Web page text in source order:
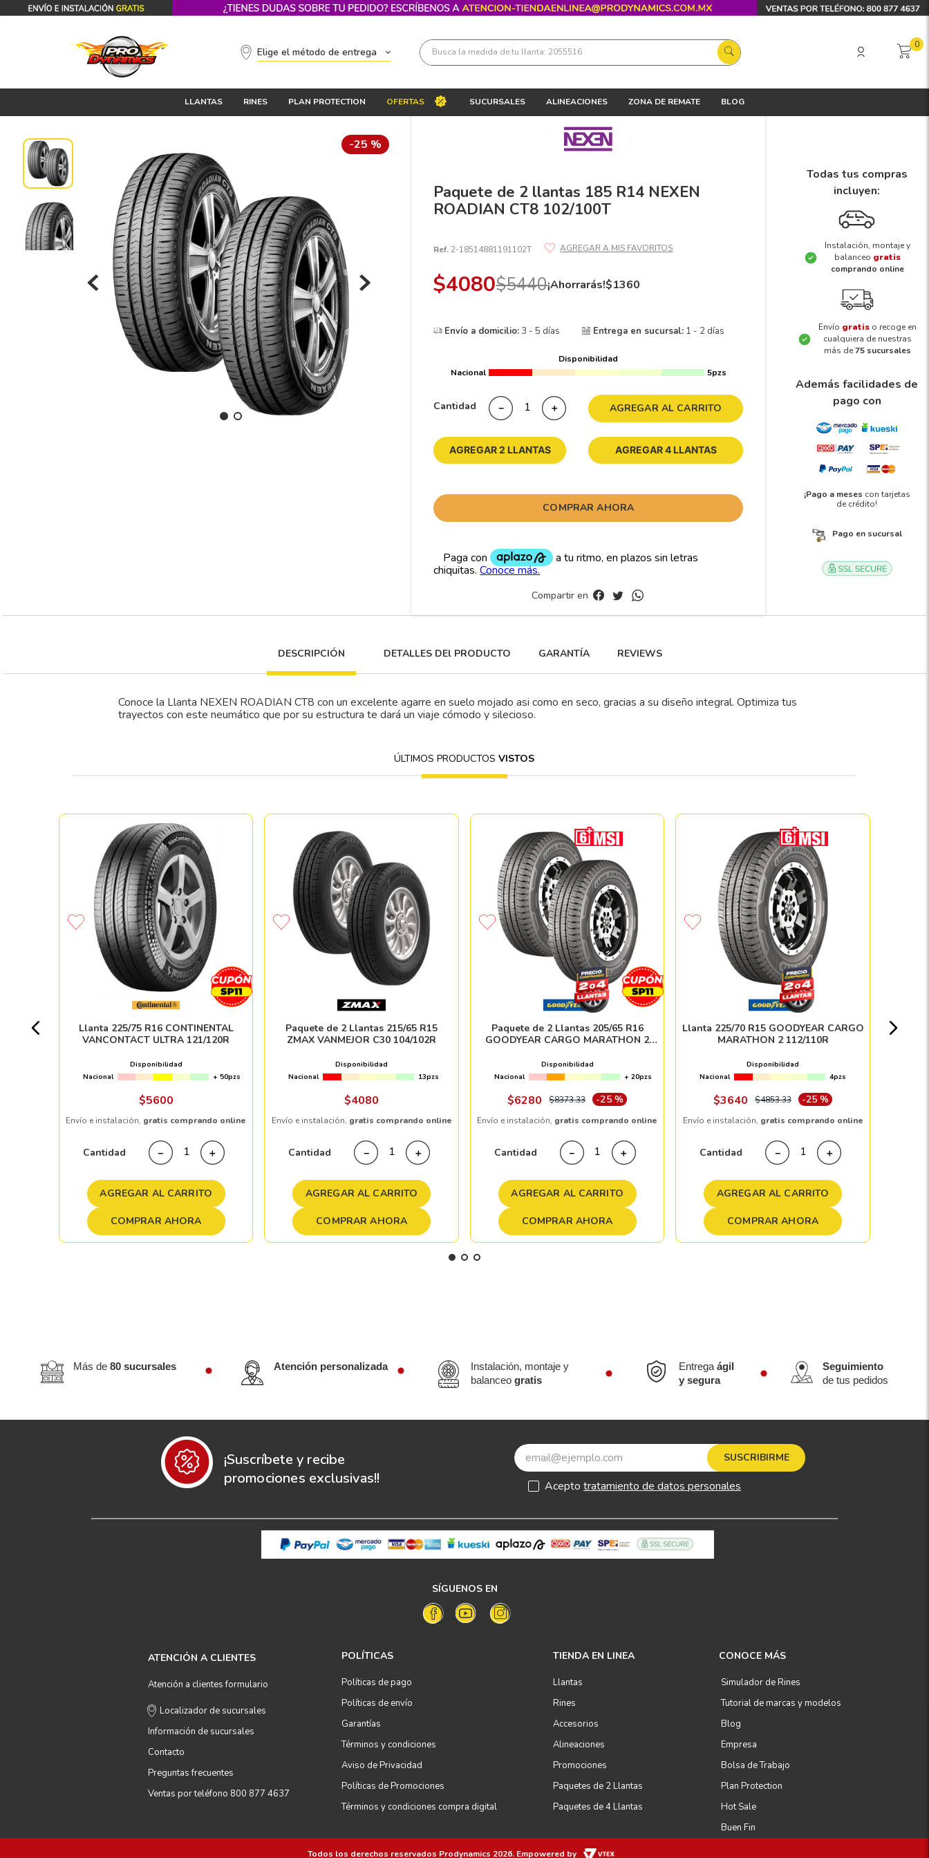
Elige el método de entrega Busca la medida de tu llanta: 2055516 0
LLANTAS RINES PLAN PROTECTION OFERTAS SUCURSALES ALINEACIONES ZONA DE REMATE BLOG
-25 %
Paquete de 2 llantas 185 R14 NEXEN
ROADIAN CT8 102/100T
Ref. 2-18514881191102T
$4080$5440¡Ahorrarás!$1360
Envío a domicilio:3 - 5 días Entrega en sucursal: 1 - 2 días
Disponibilidad
Nacional
5pzs
Cantidad ＋
－ AGREGAR AL CARRITO
AGREGAR 2 LLANTAS AGREGAR 4 LLANTAS
COMPRAR AHORA
Compartir en
Todas tus compras
incluyen:
Instalación, montaje y
balanceo gratis
comprando online
Envío gratis o recoge en
cualquiera de nuestras
más de75 sucursales
Además facilidades de
pago con
¡Pago a meses con tarjetas
de crédito!
Pago en sucursal
DESCRIPCIÓN DETALLES DEl PRODUCTO GARANTÍA REVIEWS
Conoce la Llanta NEXEN ROADIAN CT8 con un excelente agarre en suelo mojado asi como en seco, gracias a su diseño integral. Optimiza tus
trayectos con este neumático que por su estructura te dará un viaje cómodo y silecioso.
ÚLTIMOS PRODUCTOSVISTOS
Llanta 225/75 R16 CONTINENTAL
VANCONTACT ULTRA 121/120R
Disponibilidad
Nacional
+ 50pzs
$5600
Envío e instalación, gratis comprando online
Cantidad ＋
－
AGREGAR AL CARRITO
COMPRAR AHORA
Paquete de 2 Llantas 215/65 R15
ZMAX VANMEJOR C30 104/102R
Disponibilidad
Nacional
13pzs
$4080
Envío e instalación, gratis comprando online
Cantidad ＋
－
AGREGAR AL CARRITO
COMPRAR AHORA
Paquete de 2 Llantas 205/65 R16
GOODYEAR CARGO MARATHON 2
Disponibilidad
Nacional
+ 20pzs
$6280 $8373.33 -25 %
Envío e instalación, gratis comprando online
Cantidad ＋
－
AGREGAR AL CARRITO
COMPRAR AHORA
Llanta 225/70 R15 GOODYEAR CARGO
MARATHON 2 112/110R
Disponibilidad
Nacional
4pzs
$3640 $4853.33 -25 %
Envío e instalación, gratis comprando online
Cantidad ＋
－
AGREGAR AL CARRITO
COMPRAR AHORA
Más de 80 sucursales Atención personalizada
Instalación, montaje y
balanceogratis
Entregaágil
y segura
Seguimiento
de tus pedidos
¡Suscríbete y recibe
promociones exclusivas!!
SUSCRIBIRME
Acepto tratamiento de datos personales
SÍGUENOS EN
ATENCIÓN A CLIENTES
Atención a clientes formulario
Localizador de sucursales
Información de sucursales
Contacto
Preguntas frecuentes
Ventas por teléfono 800 877 4637
POLÍTICAS
Políticas de pago
Políticas de envío
Garantías
Términos y condiciones
Aviso de Privacidad
Políticas de Promociones
Términos y condiciones compra digital
TIENDA EN LINEA
Llantas
Rines
Accesorios
Alineaciones
Promociones
Paquetes de 2 Llantas
Paquetes de 4 Llantas
CONOCE MÁS
Simulador de Rines
Tutorial de marcas y modelos
Blog
Empresa
Bolsa de Trabajo
Plan Protection
Hot Sale
Buen Fin
Todos los derechos reservados Prodynamics 2026. Empowered by
Términos más buscados
195 65 15